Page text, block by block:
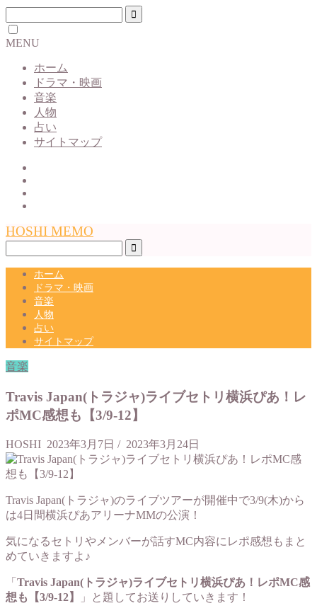
MENU
ホーム
ドラマ・映画
音楽
人物
占い
サイトマップ
HOSHI MEMO
ホーム
ドラマ・映画
音楽
人物
占い
サイトマップ
音楽
Travis Japan(トラジャ)ライブセトリ横浜ぴあ！レ
ポMC感想も【3/9-12】
HOSHI 2023年3月7日 / 2023年3月24日
Travis Japan(トラジャ)のライブツアーが開催中で3/9(木)から
は4日間横浜ぴあアリーナMMの公演！
気になるセトリやメンバーが話すMC内容にレポ感想もまと
めていきますよ♪
「 Travis Japan(トラジャ)ライブセトリ横浜ぴあ！レポMC感
想も【3/9-12】
」と題してお送りしていきます！